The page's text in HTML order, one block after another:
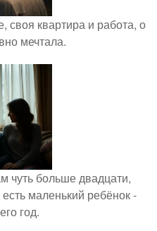
квартира и работа, о
мечтала.
больше двадцати,
маленький ребёнок -
год.